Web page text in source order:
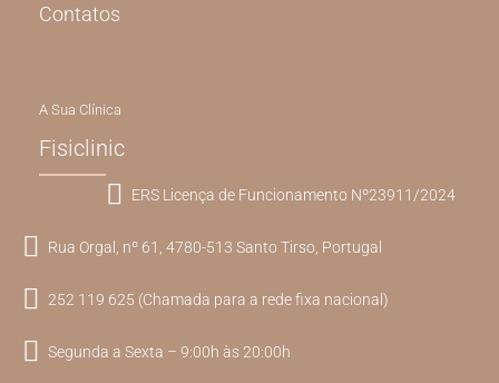
Contatos
A Sua Clínica
Fisiclinic
ERS Licença de Funcionamento Nº23911/2024
Rua Orgal, nº 61, 4780-513 Santo Tirso, Portugal
252 119 625 (Chamada para a rede fixa nacional)
Segunda a Sexta – 9:00h às 20:00h